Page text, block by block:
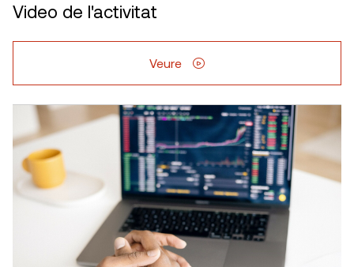
Video de l'activitat
Veure